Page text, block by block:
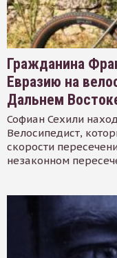
Гражданина
Евразию на
Дальнем
Софиан Сехили
Велосипедист,
скорости
незаконном